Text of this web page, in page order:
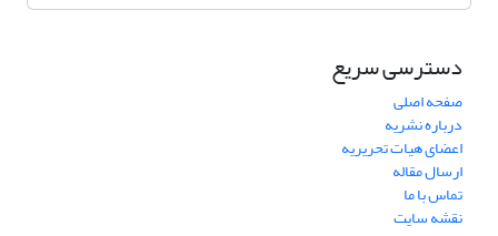
دسترسی سریع
صفحه اصلی
درباره نشریه
اعضای هیات تحریریه
ارسال مقاله
تماس با ما
نقشه سایت